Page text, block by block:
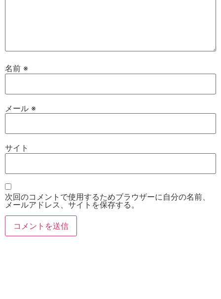
名前 ※
メール ※
サイト
次回のコメントで使用するためブラウザーに自分の名前、
メールアドレス、サイトを保存する。